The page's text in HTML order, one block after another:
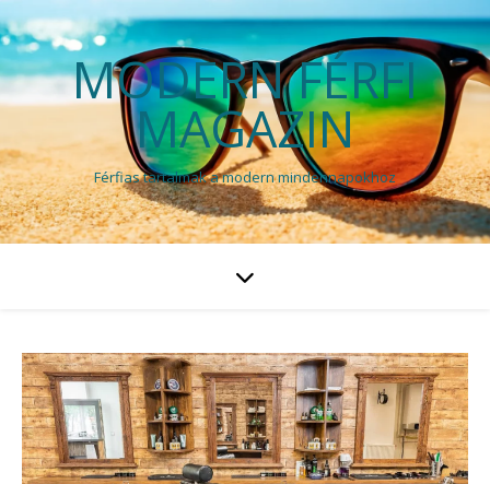
MODERN FÉRFI
MAGAZIN
Férfias tartalmak a modern mindennapokhoz